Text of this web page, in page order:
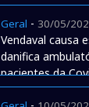
Geral - 30/05/
Vendaval causa
danifica
pacientes da